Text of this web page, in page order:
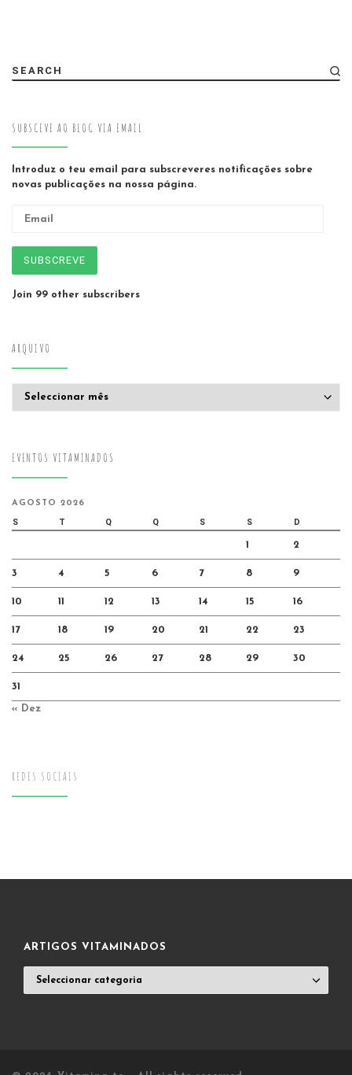
SEARCH
SUBSCEVE AO BLOG VIA EMAIL
Introduz o teu email para subscreveres notificações sobre
novas publicações na nossa página.
SUBSCREVE
Join 99 other subscribers
ARQUIVO
EVENTOS VITAMINADOS
AGOSTO 2026
S T Q Q S S D
1 2
3 4 5 6 7 8 9
10 11 12 13 14 15 16
17 18 19 20 21 22 23
24 25 26 27 28 29 30
31
« Dez
REDES SOCIAIS
ARTIGOS VITAMINADOS
VITAMINADOS